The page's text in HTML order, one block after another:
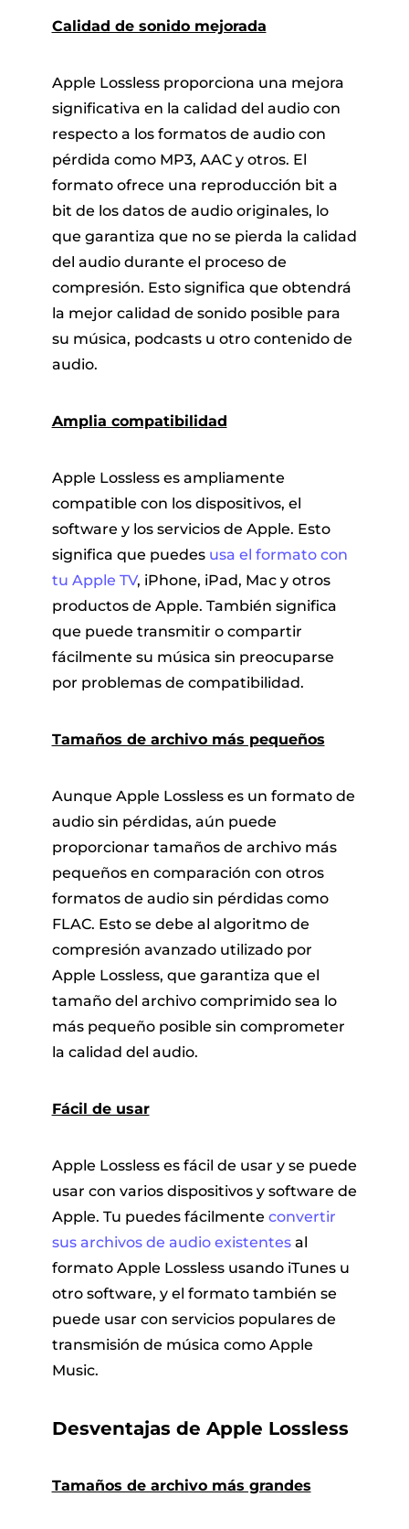
Calidad de sonido mejorada
Apple Lossless proporciona una mejora
significativa en la calidad del audio con
respecto a los formatos de audio con
pérdida como MP3, AAC y otros. El
formato ofrece una reproducción bit a
bit de los datos de audio originales, lo
que garantiza que no se pierda la calidad
del audio durante el proceso de
compresión. Esto significa que obtendrá
la mejor calidad de sonido posible para
su música, podcasts u otro contenido de
audio.
Amplia compatibilidad
Apple Lossless es ampliamente
compatible con los dispositivos, el
software y los servicios de Apple. Esto
significa que puedes usa el formato con
tu Apple TV, iPhone, iPad, Mac y otros
productos de Apple. También significa
que puede transmitir o compartir
fácilmente su música sin preocuparse
por problemas de compatibilidad.
Tamaños de archivo más pequeños
Aunque Apple Lossless es un formato de
audio sin pérdidas, aún puede
proporcionar tamaños de archivo más
pequeños en comparación con otros
formatos de audio sin pérdidas como
FLAC. Esto se debe al algoritmo de
compresión avanzado utilizado por
Apple Lossless, que garantiza que el
tamaño del archivo comprimido sea lo
más pequeño posible sin comprometer
la calidad del audio.
Fácil de usar
Apple Lossless es fácil de usar y se puede
usar con varios dispositivos y software de
Apple. Tu puedes fácilmente convertir
sus archivos de audio existentesal
formato Apple Lossless usando iTunes u
otro software, y el formato también se
puede usar con servicios populares de
transmisión de música como Apple
Music.
Desventajas de Apple Lossless
Tamaños de archivo más grandes